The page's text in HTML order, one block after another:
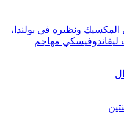
المكسيك ونظيره في بولندا،
ليفاندوفيسكي مهاجم